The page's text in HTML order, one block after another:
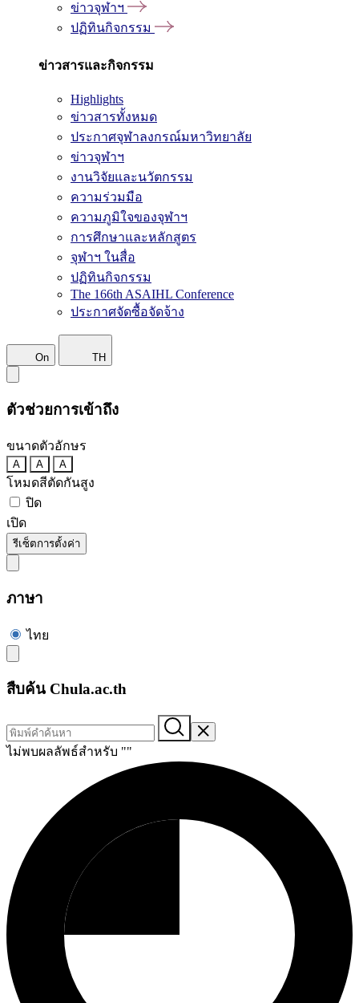
ข่าวจุฬาฯ
ปฏิทินกิจกรรม
ข่าวสารและกิจกรรม
Highlights
ข่าวสารทั้งหมด
ประกาศจุฬาลงกรณ์มหาวิทยาลัย
ข่าวจุฬาฯ
งานวิจัยและนวัตกรรม
ความร่วมมือ
ความภูมิใจของจุฬาฯ
การศึกษาและหลักสูตร
จุฬาฯ ในสื่อ
ปฏิทินกิจกรรม
The 166th ASAIHL Conference
ประกาศจัดซื้อจัดจ้าง
On TH
ตัวช่วยการเข้าถึง
ขนาดตัวอักษร
A A A
โหมดสีตัดกันสูง
ปิด
เปิด
รีเซ็ตการตั้งค่า
ภาษา
ไทย
สืบค้น Chula.ac.th
ไม่พบผลลัพธ์สำหรับ ""